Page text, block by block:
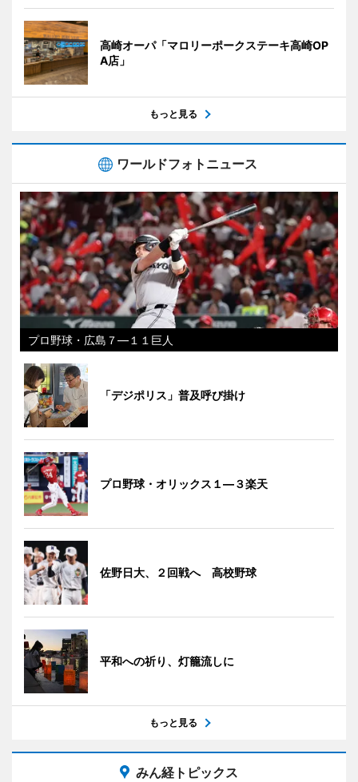
高崎オーパ「マロリーポークステーキ高崎OP
A店」
もっと見る
ワールドフォトニュース
プロ野球・広島７―１１巨人
「デジポリス」普及呼び掛け
プロ野球・オリックス１―３楽天
佐野日大、２回戦へ 高校野球
平和への祈り、灯籠流しに
もっと見る
みん経トピックス